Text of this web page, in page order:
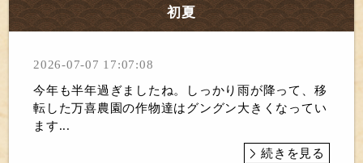
初夏
2026-07-07 17:07:08
今年も半年過ぎましたね。しっかり雨が降って、移
転した万喜農園の作物達はグングン大きくなってい
ます...
続きを見る